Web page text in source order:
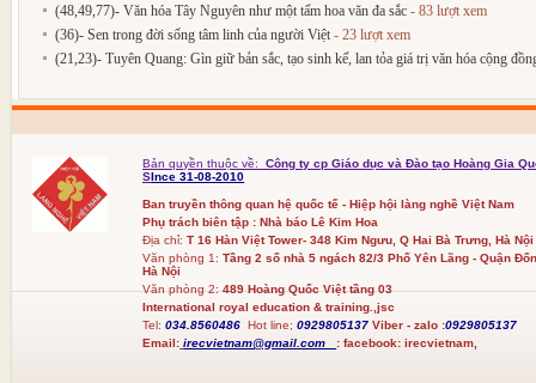
(48,49,77)- Văn hóa Tây Nguyên như một tấm hoa văn đa sắc - 83 lượt xem
(36)- Sen trong đời sống tâm linh của người Việt - 23 lượt xem
(21,23)- Tuyên Quang: Gìn giữ bản sắc, tạo sinh kế, lan tỏa giá trị văn hóa cộng
Bản quyền thuộc về:
Công ty cp Giáo dục và Đào tạo Hoàng Gia
SInce 31-08-2010
Ban truyền thông quan hệ quốc tế - Hiệp hội làng nghề Việt Nam
Phụ trách biên tập : Nhà báo Lê Kim Hoa
Địa chỉ: T 16 Hàn Việt Tower- 348 Kim Ngưu, Q Hai Bà Trưng, Hà Nội
Văn phòng 1:Tầng 2 số nhà 5 ngách 82/3 Phố Yên Lãng - Quận
Hà Nội
Văn phòng 2:489 Hoàng Quốc Việt tầng 03
International royal education & training.,jsc
Tel:034.8560486Hot line; 0929805137 Viber - zalo :0929805137
Email: irecvietnam@gmail.com :facebook: irecvietnam,